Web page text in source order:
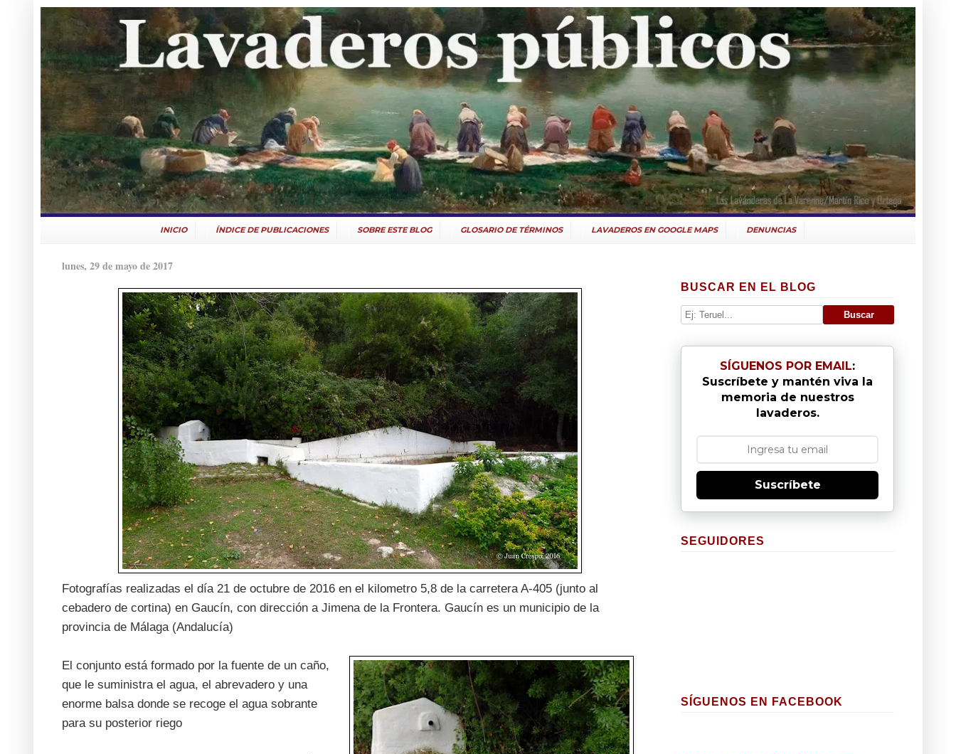
INICIO ÍNDICE DE PUBLICACIONES SOBRE ESTE BLOG GLOSARIO DE TÉRMINOS LAVADEROS EN GOOGLE MAPS DENUNCIAS
lunes, 29 de mayo de 2017
Fotografías realizadas el día 21 de octubre de 2016 en el kilometro 5,8 de la carretera A-405 (junto al
cebadero de cortina) en Gaucín, con dirección a Jimena de la Frontera. Gaucín es un municipio de la
provincia de Málaga (Andalucía)
El conjunto está formado por la fuente de un caño,
que le suministra el agua, el abrevadero y una
enorme balsa donde se recoge el agua sobrante
para su posterior riego
BUSCAR EN EL BLOG
SÍGUENOS POR EMAIL:
Suscríbete y mantén viva la
memoria de nuestros
lavaderos.
Suscríbete
SEGUIDORES
SÍGUENOS EN FACEBOOK